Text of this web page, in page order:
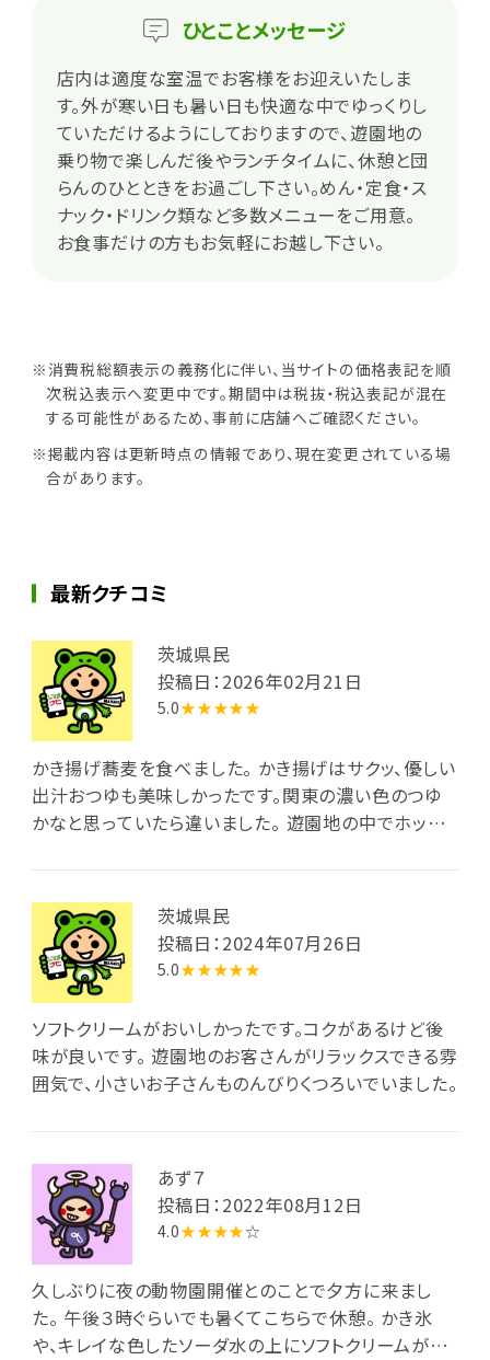
ひとことメッセージ
店内は適度な室温でお客様をお迎えいたしま
す。外が寒い日も暑い日も快適な中でゆっくりし
ていただけるようにしておりますので、遊園地の
乗り物で楽しんだ後やランチタイムに、休憩と団
らんのひとときをお過ごし下さい。めん・定食・ス
ナック・ドリンク類など多数メニューをご用意。
お食事だけの方もお気軽にお越し下さい。
※消費税総額表示の義務化に伴い、当サイトの価格表記を順
次税込表示へ変更中です。期間中は税抜・税込表記が混在
する可能性があるため、事前に店舗へご確認ください。
※掲載内容は更新時点の情報であり、現在変更されている場
合があります。
最新クチコミ
茨城県民
投稿日：2026年02月21日
5.0★★★★★
かき揚げ蕎麦を食べました。 かき揚げはサクッ、優しい
出汁おつゆも美味しかったです。関東の濃い色のつゆ
かなと思っていたら違いました。 遊園地の中でホッと
のも和みます。
茨城県民
投稿日：2024年07月26日
5.0★★★★★
ソフトクリームがおいしかったです。コクがあるけど後
味が良いです。 遊園地のお客さんがリラックスできる雰
囲気で、小さいお子さんものんびりくつろいでいました。
あず７
投稿日：2022年08月12日
4.0★★★★☆
久しぶりに夜の動物園開催とのことで夕方に来まし
た。 午後３時ぐらいでも暑くてこちらで休憩。 かき氷
や、キレイな色したソーダ水の上にソフトクリームが乗